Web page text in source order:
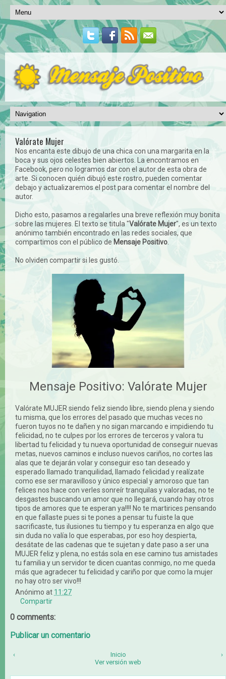
Valórate Mujer
Nos encanta este dibujo de una chica con una margarita en la
boca y sus ojos celestes bien abiertos. La encontramos en
Facebook, pero no logramos dar con el autor de esta obra de
arte. Si conocen quién dibujó este rostro, pueden comentar
debajo y actualizaremos el post para comentar el nombre del
autor.
Dicho esto, pasamos a regalarles una breve reflexión muy bonita
sobre las mujeres. El texto se titula "Valórate Mujer", es un texto
anónimo también encontrado en las redes sociales, que
compartimos con el público de Mensaje Positivo
No olviden compartir si les gustó.
Mensaje Positivo: Valórate Mujer
Valórate MUJER siendo feliz siendo libre, siendo plena y siendo
tu misma, que los errores del pasado que muchas veces no
fueron tuyos no te dañen y no sigan marcando e impidiendo tu
felicidad, no te culpes por los errores de terceros y valora tu
libertad tu felicidad y tu nueva oportunidad de conseguir nuevas
metas, nuevos caminos e incluso nuevos cariños, no cortes las
alas que te dejarán volar y conseguir eso tan deseado y
esperado llamado tranquilidad, llamado felicidad y realízate
como ese ser maravilloso y único especial y amoroso que tan
felices nos hace con verles sonreír tranquilas y valoradas, no te
desgastes buscando un amor que no llegará, cuando hay otros
tipos de amores que te esperan ya!!!! No te martirices pensando
en que fallaste pues si te pones a pensar tu fuiste la que
sacrificaste, tus ilusiones tu tiempo y tu esperanza en algo que
sin duda no valía lo que esperabas, por eso hoy despierta,
desátate de las cadenas que te sujetan y date paso a ser una
MUJER feliz y plena, no estás sola en ese camino tus amistades
tu familia y un servidor te dicen cuantas conmigo, no me queda
más que agradecer tu felicidad y cariño por que como la mujer
no hay otro ser vivo!!!
Anónimo at 11:27
Compartir
0 comments:
Publicar un comentario
‹ ›
Inicio
Ver versión web